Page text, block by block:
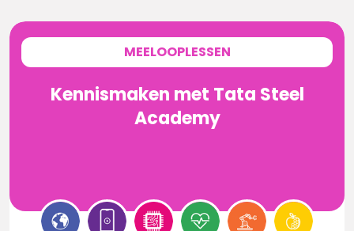
MEELOOPLESSEN
Kennismaken met Tata Steel
Academy